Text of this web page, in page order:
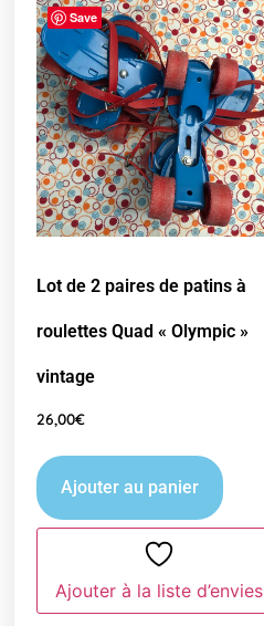
Save
Lot de 2 paires de patins à
roulettes Quad « Olympic »
vintage
26,00€
Ajouter au panier
Ajouter à la liste d’envies